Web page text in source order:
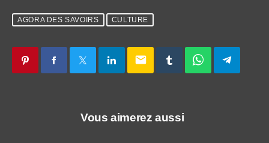
AGORA DES SAVOIRS CULTURE
email
Vous aimerez aussi